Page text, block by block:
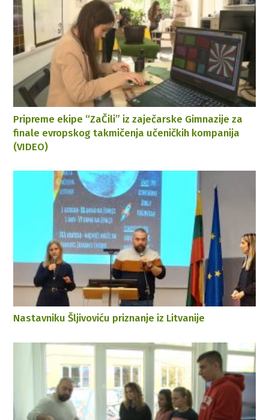
Pripreme ekipe “ZaČili” iz zaječarske Gimnazije za
finale evropskog takmičenja učeničkih kompanija
(VIDEO)
Nastavniku Šljivoviću priznanje iz Litvanije